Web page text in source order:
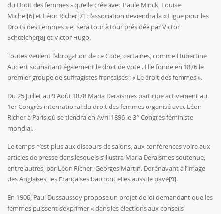
du Droit des femmes » qu’elle crée avec Paule Minck, Louise
Michel[6]et Léon Richer[7] : l’association deviendra la « Ligue pour les
Droits des Femmes » et sera tour à tour présidée par Victor
Schœlcher[8]et Victor Hugo.
Toutes veulent l’abrogation de ce Code, certaines, comme Hubertine
Auclert souhaitant également le droit de vote . Elle fonde en 1876 le
premier groupe de suffragistes françaises : « Le droit des femmes ».
Du 25 Juillet au 9 Août 1878 Maria Deraismes participe activement au
1er Congrès international du droit des femmes organisé avec Léon
Richer à Paris où se tiendra en Avril 1896 le 3° Congrès féministe
mondial.
Le temps n’est plus aux discours de salons, aux conférences voire aux
articles de presse dans lesquels s’illustra Maria Deraismes soutenue,
entre autres, par Léon Richer, Georges Martin. Dorénavant à l’image
des Anglaises, les Françaises battront elles aussi le pavé[9].
En 1906, Paul Dussaussoy propose un projet de loi demandant que les
femmes puissent s’exprimer « dans les élections aux conseils